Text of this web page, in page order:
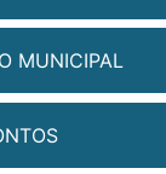
MUNICIPAL